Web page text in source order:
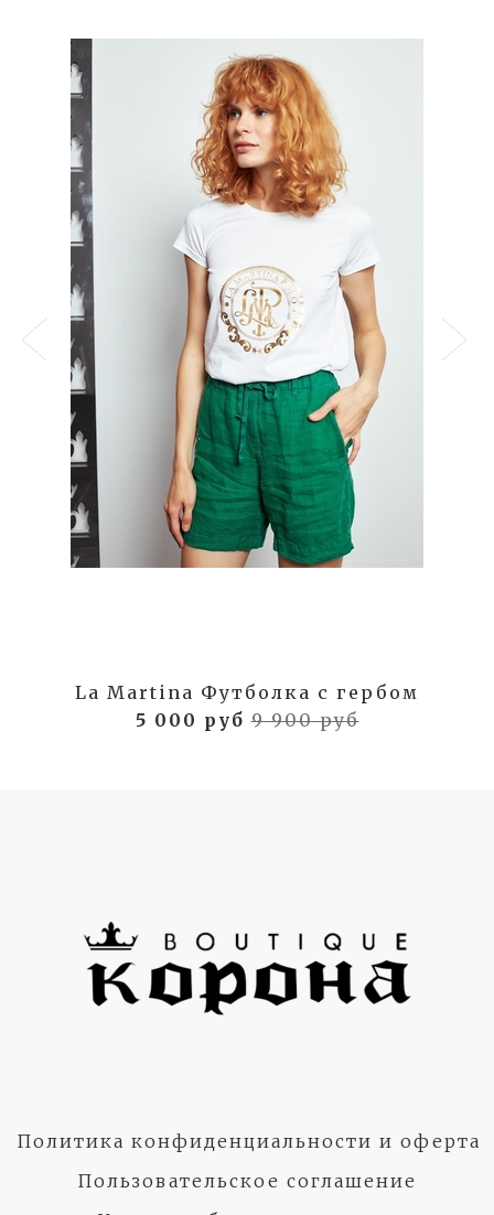
La Martina Футболка с гербом
5 000 руб9 900 руб
Политика конфиденциальности и оферта
Пользовательское соглашение